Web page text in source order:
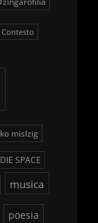
mislzig
SPACE
musica
poesia